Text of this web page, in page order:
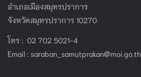
อำเภอเมืองสมุทรปราการ
จังหวัดสมุทรปราการ 10270
โทร : 02 702 5021-4
Email : saraban_samutprakan@moi.go.th